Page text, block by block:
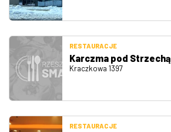
RESTAURACJE
Karczma pod Strzechą
Kraczkowa 1397
RESTAURACJE